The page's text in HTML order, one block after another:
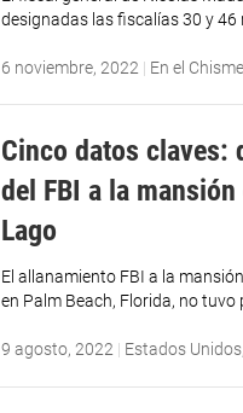
designadas las fiscalías 30 y 46
6 noviembre, 2022 | En el Chisme
Cinco datos claves:
del FBI a la
Lago
El allanamiento FBI a la
en Palm Beach, Florida, no tuvo
9 agosto, 2022 | Estados Unidos